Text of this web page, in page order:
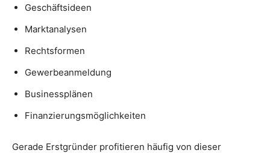
Geschäftsideen
Marktanalysen
Rechtsformen
Gewerbeanmeldung
Businessplänen
Finanzierungsmöglichkeiten
Gerade Erstgründer profitieren häufig von dieser